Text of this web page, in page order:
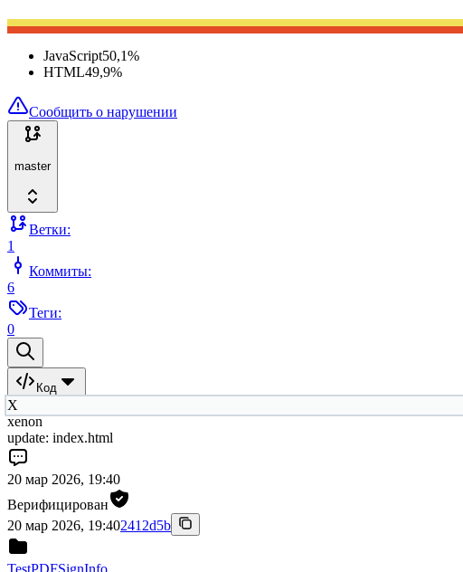
JavaScript50,1%
HTML49,9%
Сообщить о нарушении
master
Ветки:
1
Коммиты:
6
Теги:
0
Код
X
xenon
update: index.html
20 мар 2026, 19:40
Верифицирован
20 мар 2026, 19:402412d5b
TestPDFSignInfo